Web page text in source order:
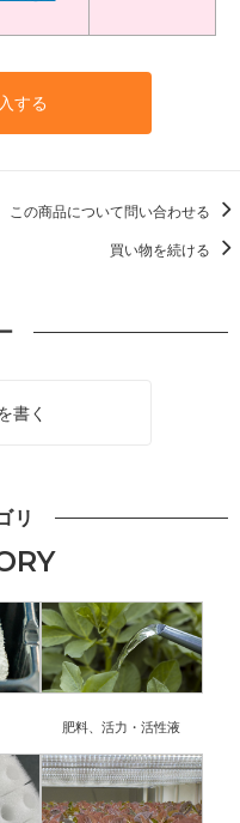
する
この商品について問い合わせる
買い物を続ける
書く
リ
肥料、活力・活性液